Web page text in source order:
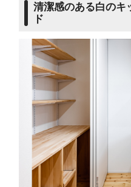
清潔感のある白のキ
ド